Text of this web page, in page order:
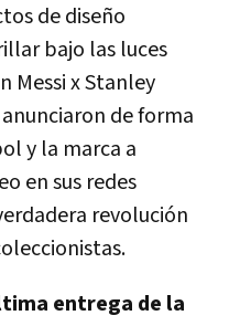
de diseño
bajo las luces
Messi x Stanley
de forma
y la marca a
en sus redes
revolución
entrega de la